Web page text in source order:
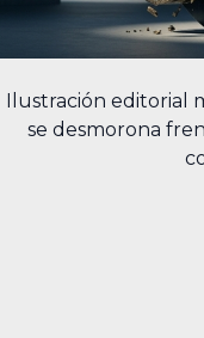
Ilustración editorial
se desmorona